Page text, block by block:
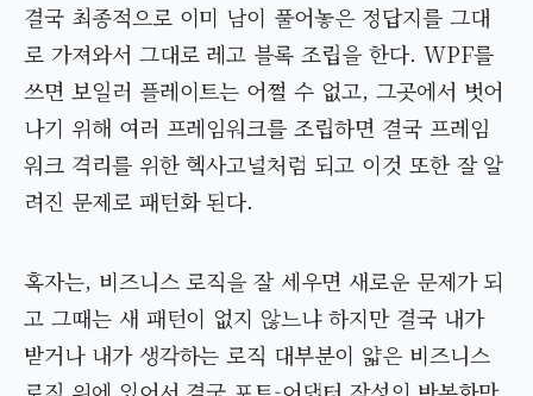
결국 최종적으로 이미 남이 풀어놓은 정답지를 그대
로 가져와서 그대로 레고 블록 조립을 한다. WPF를
쓰면 보일러 플레이트는 어쩔 수 없고, 그곳에서 벗어
나기 위해 여러 프레임워크를 조립하면 결국 프레임
워크 격리를 위한 헥사고널처럼 되고 이것 또한 잘 알
려진 문제로 패턴화 된다.
혹자는, 비즈니스 로직을 잘 세우면 새로운 문제가 되
고 그때는 새 패턴이 없지 않느냐 하지만 결국 내가
받거나 내가 생각하는 로직 대부분이 얇은 비즈니스